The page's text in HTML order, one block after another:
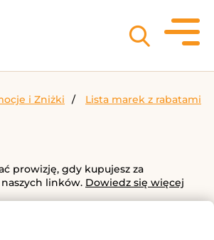
i Zniżki
Lista marek z rabatami
prowizję, gdy kupujesz za
linków. Dowiedz się więcej